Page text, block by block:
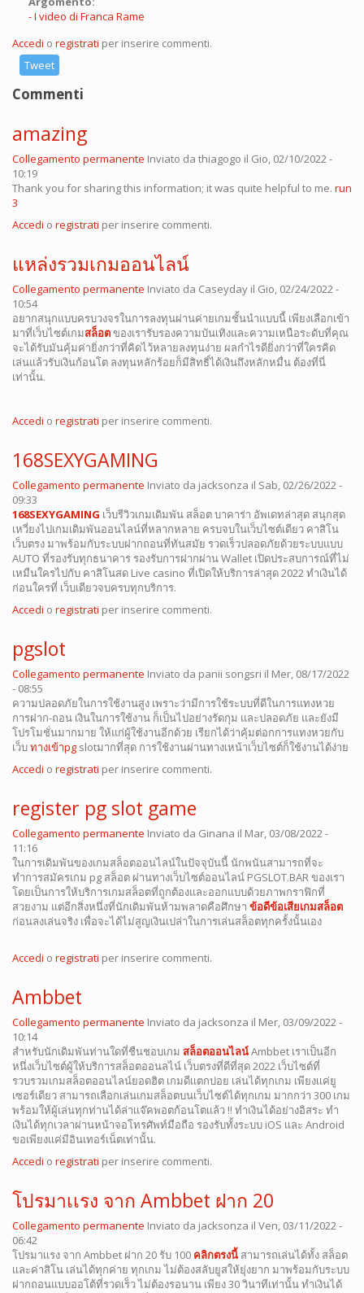
I video di Franca Rame
Accedi o registrati per inserire commenti.
Tweet
Commenti
amazing
Collegamento permanente Inviato da thiagogo il Gio, 02/10/2022 -
10:19
Thank you for sharing this information; it was quite helpful to me. run
3
Accedi o registrati per inserire commenti.
แหล่งรวมเกมออนไลน์
Collegamento permanente Inviato da Caseyday il Gio, 02/24/2022 -
10:54
อยากสนุกแบบครบวงจรในการลงทุนผ่านค่ายเกมชั้นนำแบบนี้ เพียงเลือกเข้า
มาที่เว็บไซต์เกมสล็อตของเรารับรองความบันเทิงและความเหนือระดับที่คุณ
จะได้รับมันคุ้มค่ายิ่งกว่าที่คิดไว้หลายลงทุนง่าย ผลกำไรดียิ่งกว่าที่ใครคิด
เล่นแล้วรับเงินก้อนโต ลงทุนหลักร้อยก็มีสิทธิ์ได้เงินถึงหลักหมื่น ต้องที่นี่
เท่านั้น.
Accedi o registrati per inserire commenti.
168SEXYGAMING
Collegamento permanente Inviato da jacksonza il Sab, 02/26/2022 -
09:33
168SEXYGAMING เว็บรีวิวเกมเดิมพัน สล็อต บาคาร่า อัพเดทล่าสุด สนุกสุด
เหวี่ยงไปเกมเดิมพันออนไลน์ที่หลากหลาย ครบจบในเว็บไซต์เดียว คาสิโน
เว็บตรง มาพร้อมกับระบบฝากถอนที่ทันสมัย รวดเร็วปลอดภัยด้วยระบบแบบ
AUTO ที่รองรับทุกธนาคาร รองรับการฝากผ่าน Wallet เปิดประสบการณ์ที่ไม่
เหมืนใครไปกับ คาสิโนสด Live casino ที่เปิดให้บริการล่าสุด 2022 ทำเงินได้
ก่อนใครที่ เว็บเดียวจบครบทุกบริการ.
Accedi o registrati per inserire commenti.
pgslot
Collegamento permanente Inviato da panii songsri il Mer, 08/17/2022
- 08:55
ความปลอดภัยในการใช้งานสูง เพราะว่ามีการใช้ระบบที่ดีในการแทงหวย
การฝาก-ถอน เงินในการใช้งาน ก็เป็นไปอย่างรัดกุม และปลอดภัย และยังมี
โปรโมชั่นมากมาย ให้แก่ผู้ใช้งานอีกด้วย เรียกได้ว่าคุ้มต่อกการแทงหวยกับ
เว็บทางเข้าpg slotมากที่สุด การใช้งานผ่านทางเหน้าเว็บไซต์ก็ใช้งานได้ง่าย
Accedi o registrati per inserire commenti.
register pg slot game
Collegamento permanente Inviato da Ginana il Mar, 03/08/2022 -
11:16
ในการเดิมพันของเกมสล็อตออนไลน์ในปัจจุบันนี้ นักพนันสามารถที่จะ
ทำการสมัครเกม pg สล็อต ผ่านทางเว็บไซต์ออนไลน์ PGSLOT.BAR ของเรา
โดยเป็นการให้บริการเกมสล็อตที่ถูกต้องและออกแบบด้วยภาพกราฟิกที่
สวยงาม แต่อีกสิ่งหนึ่งที่นักเดิมพันห้ามพลาดคือศึกษา ข้อดีข้อเสียเกมสล็อต
ก่อนลงเล่นจริง เพื่อจะได้ไม่สูญเงินเปล่าในการเล่นสล็อตทุกครั้งนั้นเอง
Accedi o registrati per inserire commenti.
Ambbet
Collegamento permanente Inviato da jacksonza il Mer, 03/09/2022 -
10:14
สำหรับนักเดิมพันท่านใดที่ชืนชอบเกม สล็อตออนไลน์Ambbet เราเป็นอีก
หนึ่งเว็บไซต์ผู้ให้บริการสล็อตออนลไน์ เว็บตรงที่ดีที่สุด 2022 เว็บไซต์ที่
รวบรวมเกมสล็อตออนไลน์ยอดฮิต เกมดีเเตกบ่อย เล่นได้ทุกเกม เพียงเเค่ยู
เซอร์เดียว สามารถเลือกเล่นเกมสล็อตบนเว็บไซต์ได้ทุกเกม มากกว่า 300 เกม
พร้อมให้ผู้เล่นทุกท่านได้ล่าเเจ๊คพอตก้อนโตเเล้ว !! ทำเงินได้อย่างอิสระ ทำ
เงินได้ทุกเวลาผ่านหน้าจอโทรศัพท์มือถือ รองรับทั้งระบบ iOS เเละ Android
ขอเพียงเเค่มีอินเทอร์เน็ตเท่านั้น.
Accedi o registrati per inserire commenti.
โปรมาเเรง จาก Ambbet ฝาก 20
Collegamento permanente Inviato da jacksonza il Ven, 03/11/2022 -
06:42
โปรมาเเรง จาก Ambbet ฝาก 20 รับ 100 คลิกตรงนี้ สามารถเล่นได้ทั้ง สล็อต
เเละค่าสิโน เล่นได้ทุกค่าย ทุกเกม ไม่ต้องสลับยูสให้ยุ่งยาก มาพร้อมกับระบบ
ฝากถอนแบบออโต้ที่รวดเร็ว ไม่ต้องรอนาน เพียง 30 วินาทีเท่านั้น ทำเงินได้